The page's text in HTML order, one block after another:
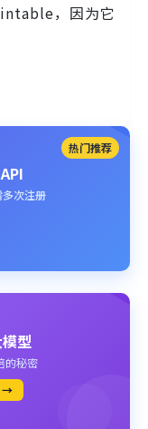
，因为它
热门推荐
次注册
型
的秘密
→